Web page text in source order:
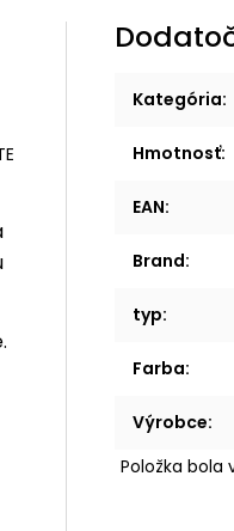
Kategória:
Hmotnosť:
EAN:
Brand:
typ:
Farba:
Výrobce:
Položka bola